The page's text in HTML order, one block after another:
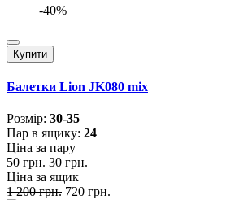
-40%
Купити
Балетки Lion JK080 mix
Розмiр: 30-35
Пар в ящику: 24
Ціна за пару
50 грн. 30 грн.
Ціна за ящик
1 200 грн. 720 грн.